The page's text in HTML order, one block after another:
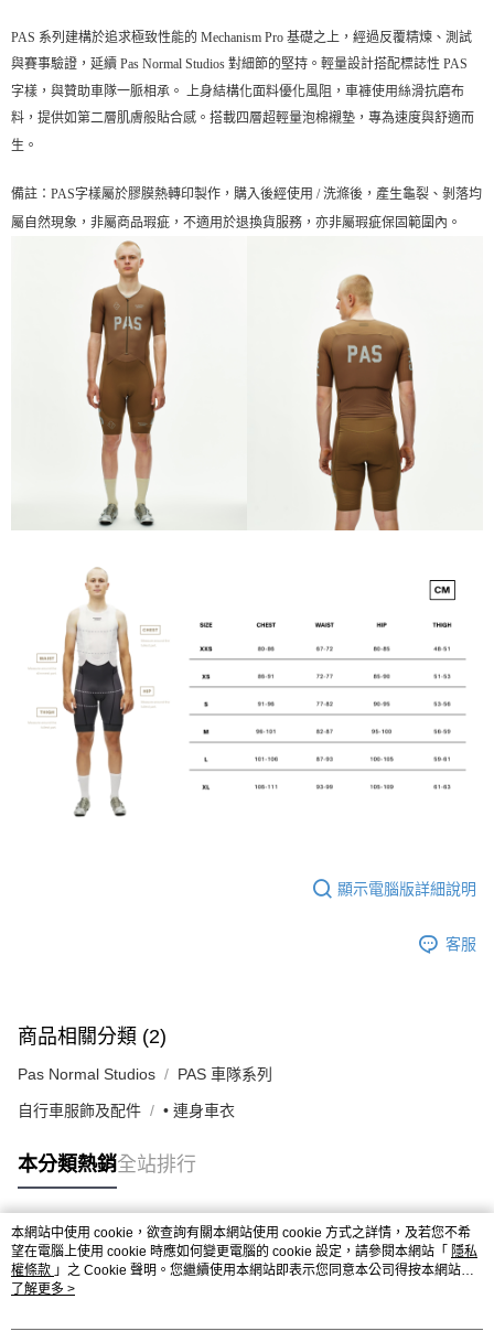
PAS 系列建構於追求極致性能的 Mechanism Pro 基礎之上，經過反覆精煉、測試
與賽事驗證，延續 Pas Normal Studios 對細節的堅持。輕量設計搭配標誌性 PAS
字樣，與贊助車隊一脈相承。
上身結構化面料優化風阻，車褲使用絲滑抗磨布
料，提供如第二層肌膚般貼合感。搭載四層超輕量泡棉襯墊，專為速度與舒適而
生。
備註：PAS字樣屬於膠膜熱轉印製作，購入後經使用 / 洗滌後，產生龜裂、剝落均
屬自然現象，非屬商品瑕疵，不適用於退換貨服務，亦非屬瑕疵保固範圍內。
顯示電腦版詳細說明
客服
商品相關分類 (2)
Pas Normal Studios PAS 車隊系列
自行車服飾及配件 • 連身車衣
本分類熱銷全站排行
熱門標籤
本網站中使用 cookie，欲查詢有關本網站使用 cookie 方式之詳情，及若您不希
望在電腦上使用 cookie 時應如何變更電腦的 cookie 設定，請參閱本網站「 隱私
權條款 」之 Cookie 聲明。您繼續使用本網站即表示您同意本公司得按本網站使
用條款之 Cookie 聲明使用 cookie。
了解更多 >